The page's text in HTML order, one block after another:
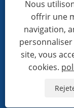
Copyright © 2023
Nous
offrir une
navigation,
site, vous
cookies.